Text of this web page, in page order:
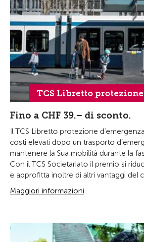
TCS Libretto protezione
Fino a CHF 39.– di sconto.
Il TCS Libretto protezione
costi elevati dopo un trasporto
mantenere la Sua mobilità durante la
Con il TCS Societariato il premio si
e approfitta inoltre di altri vantaggi del
Maggiori informazioni